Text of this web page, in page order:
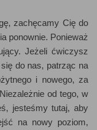
zachęcamy Cię do
ponownie. Ponieważ
Jeżeli ćwiczysz
do nas, patrząc na
i nowego, za
od tego, w
jesteśmy tutaj, aby
na nowy poziom,